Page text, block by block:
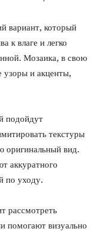
вариант, который
к влаге и легко
Мозаика, в свою
узоры и акценты,
подойдут
текстуры
оригинальный вид.
аккуратного
по уходу.
рассмотреть
помогают визуально